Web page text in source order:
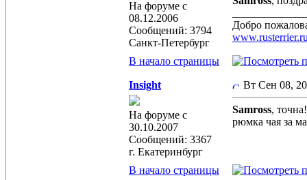
На форуме с
08.12.2006
Сообщений: 3794
Санкт-Петербург
Добро
В начало страницы
Insight
На форуме с
30.10.2007
Сообщений: 3367
г. Екатеринбург
Вт Сен 08,
Samross,
рюмка чая за
В начало страницы